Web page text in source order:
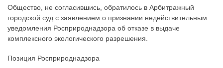
Общество, не согласившись, обратилось в Арбитражный
городской суд с заявлением о признании недействительным
уведомления Росприроднадзора об отказе в выдаче
комплексного экологического разрешения.
Позиция Росприроднадзора